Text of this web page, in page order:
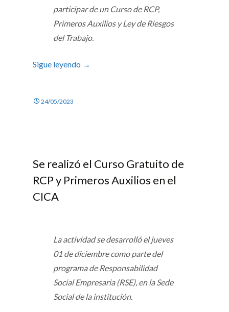
participar de un Curso de RCP,
Primeros Auxilios y Ley de Riesgos
del Trabajo.
Sigue leyendo →
24/05/2023
Se realizó el Curso Gratuito de
RCP y Primeros Auxilios en el
CICA
La actividad se desarrolló el jueves
01 de diciembre como parte del
programa de Responsabilidad
Social Empresaria (RSE), en la Sede
Social de la institución.